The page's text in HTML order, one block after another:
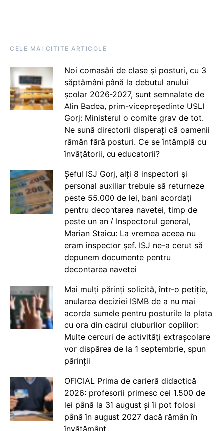
CELE MAI CITITE ARTICOLE
Noi comasări de clase și posturi, cu 3
săptămâni până la debutul anului
școlar 2026-2027, sunt semnalate de
Alin Badea, prim-vicepreședinte USLI
Gorj: Ministerul o comite grav de tot.
Ne sună directorii disperați că oamenii
rămân fără posturi. Ce se întâmplă cu
învățătorii, cu educatorii?
Șeful ISJ Gorj, alți 8 inspectori și
personal auxiliar trebuie să returneze
peste 55.000 de lei, bani acordați
pentru decontarea navetei, timp de
peste un an / Inspectorul general,
Marian Staicu: La vremea aceea nu
eram inspector șef. ISJ ne-a cerut să
depunem documente pentru
decontarea navetei
Mai mulți părinți solicită, într-o petiție,
anularea deciziei ISMB de a nu mai
acorda sumele pentru posturile la plata
cu ora din cadrul cluburilor copiilor:
Multe cercuri de activități extrașcolare
vor dispărea de la 1 septembrie, spun
părinții
OFICIAL Prima de carieră didactică
2026: profesorii primesc cei 1.500 de
lei până la 31 august și îi pot folosi
până în august 2027 dacă rămân în
învățământ